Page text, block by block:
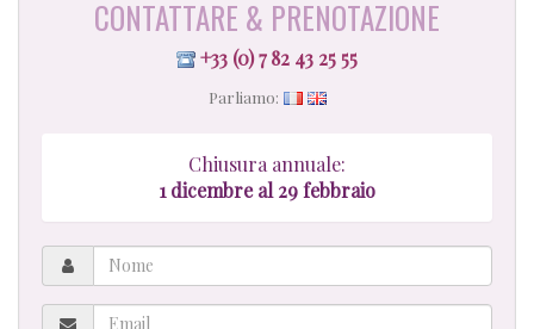
CONTATTARE & PRENOTAZIONE
+33 (0) 7 82 43 25 55
Parliamo:
Chiusura annuale:
1 dicembre al 29 febbraio
Nome
Email